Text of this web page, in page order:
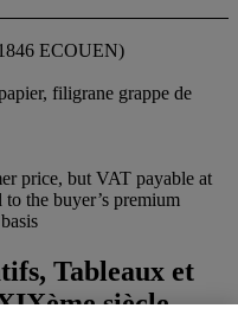
ECOUEN)
filigrane grappe de
price, but VAT payable at
the buyer’s premium
Tableaux et
siècle